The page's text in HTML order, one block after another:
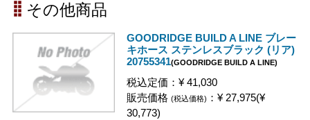
その他商品
GOODRIDGE BUILD A LINE ブレー
キホース ステンレスブラック (リア)
20755341(GOODRIDGE BUILD A LINE)
税込定価：¥ 41,030
販売価格 (税込価格) ：¥ 27,975(¥
30,773)